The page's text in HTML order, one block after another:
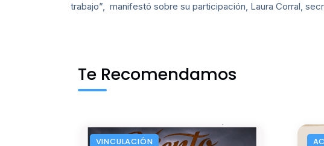
trabajo”, manifestó sobre su participación, Laura Corral,
Te Recomendamos
VINCULACIÓN